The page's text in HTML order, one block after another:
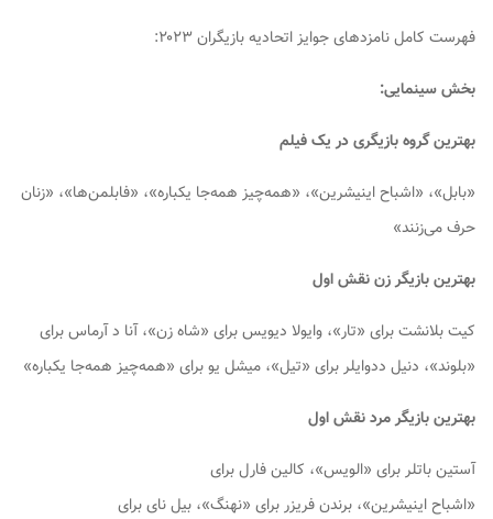
فهرست کامل نامزدهای جوایز اتحادیه بازیگران ۲۰۲۳:
بخش سینمایی:
بهترین گروه بازیگری در یک فیلم
«بابل»، «اشباح اینیشرین»، «همه‌چیز همه‌جا یکباره»، «فابلمن‌ها»، «زنان
حرف می‌زنند»
بهترین بازیگر زن نقش اول
کیت بلانشت برای «تار»، وایولا دیویس برای «شاه زن»، آنا د آرماس برای
«بلوند»، دنیل ددوایلر برای «تیل»، میشل یو برای «همه‌چیز همه‌جا یکباره»
بهترین بازیگر مرد نقش اول
آستین باتلر برای «الویس»، کالین فارل برای
«اشباح اینیشرین»، برندن فریزر برای «نهنگ»، بیل نای برای